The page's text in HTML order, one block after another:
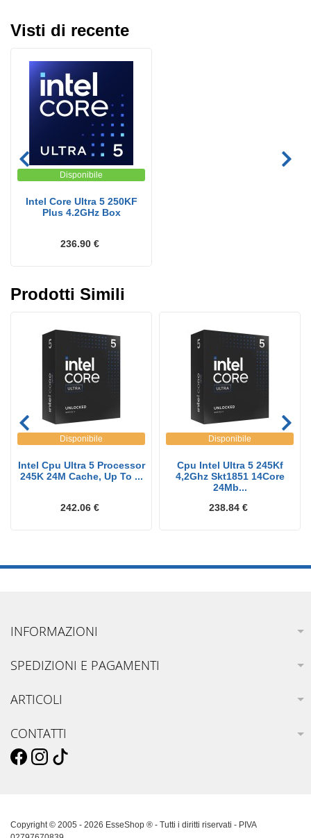
Visti di recente
Disponibile
Intel Core Ultra 5 250KF
Plus 4.2GHz Box
236.90 €
Prodotti Simili
Disponibile
Intel Cpu Ultra 5 Processor
245K 24M Cache, Up To ...
242.06 €
Disponibile
Cpu Intel Ultra 5 245Kf
4,2Ghz Skt1851 14Core
24Mb...
238.84 €
INFORMAZIONI
SPEDIZIONI E PAGAMENTI
ARTICOLI
CONTATTI
Copyright © 2005 - 2026 EsseShop ® - Tutti i diritti riservati - PIVA